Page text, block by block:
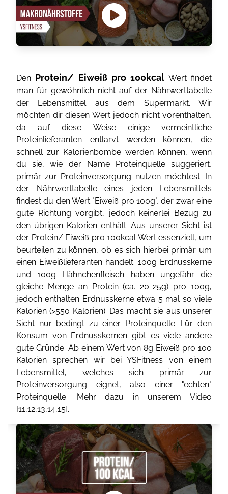
Den Protein/ Eiweiß pro 100kcal Wert findet
man für gewöhnlich nicht auf der Nährwerttabelle
der Lebensmittel aus dem Supermarkt. Wir
möchten dir diesen Wert jedoch nicht vorenthalten,
da auf diese Weise einige vermeintliche
Proteinlieferanten entlarvt werden können, die
schnell zur Kalorienbombe werden können, wenn
du sie, wie der Name Proteinquelle suggeriert,
primär zur Proteinversorgung nutzen möchtest. In
der Nährwerttabelle eines jeden Lebensmittels
findest du den Wert "Eiweiß pro 100g", der zwar eine
gute Richtung vorgibt, jedoch keinerlei Bezug zu
den übrigen Kalorien enthält. Aus unserer Sicht ist
der Protein/ Eiweiß pro 100kcal Wert essenziell, um
beurteilen zu können, ob es sich hierbei primär um
einen Eiweißlieferanten handelt. 100g Erdnusskerne
und 100g Hähnchenfleisch haben ungefähr die
gleiche Menge an Protein (ca. 20-25g) pro 100g,
jedoch enthalten Erdnusskerne etwa 5 mal so viele
Kalorien (>550 Kalorien). Das macht sie aus unserer
Sicht nur bedingt zu einer Proteinquelle. Für den
Konsum von Erdnusskernen gibt es viele andere
gute Gründe. Ab einem Wert von 8g Eiweiß pro 100
Kalorien sprechen wir bei YSFitness von einem
Lebensmittel, welches sich primär zur
Proteinversorgung eignet, also einer "echten"
Proteinquelle. Mehr dazu in unserem Video
[11,12,13,14,15].